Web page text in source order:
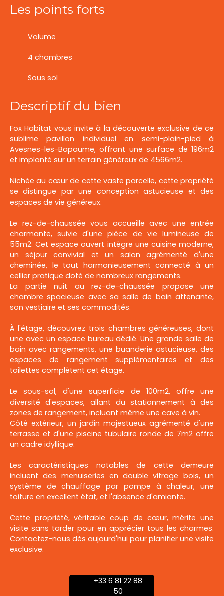
Les points forts
Volume
4 chambres
Sous sol
Descriptif du bien
Fox Habitat vous invite à la découverte exclusive de ce
sublime pavillon individuel en semi-plain-pied à
Avesnes-les-Bapaume, offrant une surface de 196m2
et implanté sur un terrain généreux de 4566m2.
Nichée au cœur de cette vaste parcelle, cette propriété
se distingue par une conception astucieuse et des
espaces de vie généreux.
Le rez-de-chaussée vous accueille avec une entrée
charmante, suivie d'une pièce de vie lumineuse de
55m2. Cet espace ouvert intègre une cuisine moderne,
un séjour convivial et un salon agrémenté d'une
cheminée, le tout harmonieusement connecté à un
cellier pratique doté de nombreux rangements.
La partie nuit au rez-de-chaussée propose une
chambre spacieuse avec sa salle de bain attenante,
son vestiaire et ses commodités.
À l'étage, découvrez trois chambres généreuses, dont
une avec un espace bureau dédié. Une grande salle de
bain avec rangements, une buanderie astucieuse, des
espaces de rangement supplémentaires et des
toilettes complètent cet étage.
Le sous-sol, d'une superficie de 100m2, offre une
diversité d'espaces, allant du stationnement à des
zones de rangement, incluant même une cave à vin.
Côté extérieur, un jardin majestueux agrémenté d'une
terrasse et d'une piscine tubulaire ronde de 7m2 offre
un cadre idyllique.
Les caractéristiques notables de cette demeure
incluent des menuiseries en double vitrage bois, un
système de chauffage par pompe à chaleur, une
toiture en excellent état, et l'absence d'amiante.
Cette propriété, véritable coup de cœur, mérite une
visite sans tarder pour en apprécier tous les charmes.
Contactez-nous dès aujourd'hui pour planifier une visite
exclusive.
+33 6 81 22 88
50